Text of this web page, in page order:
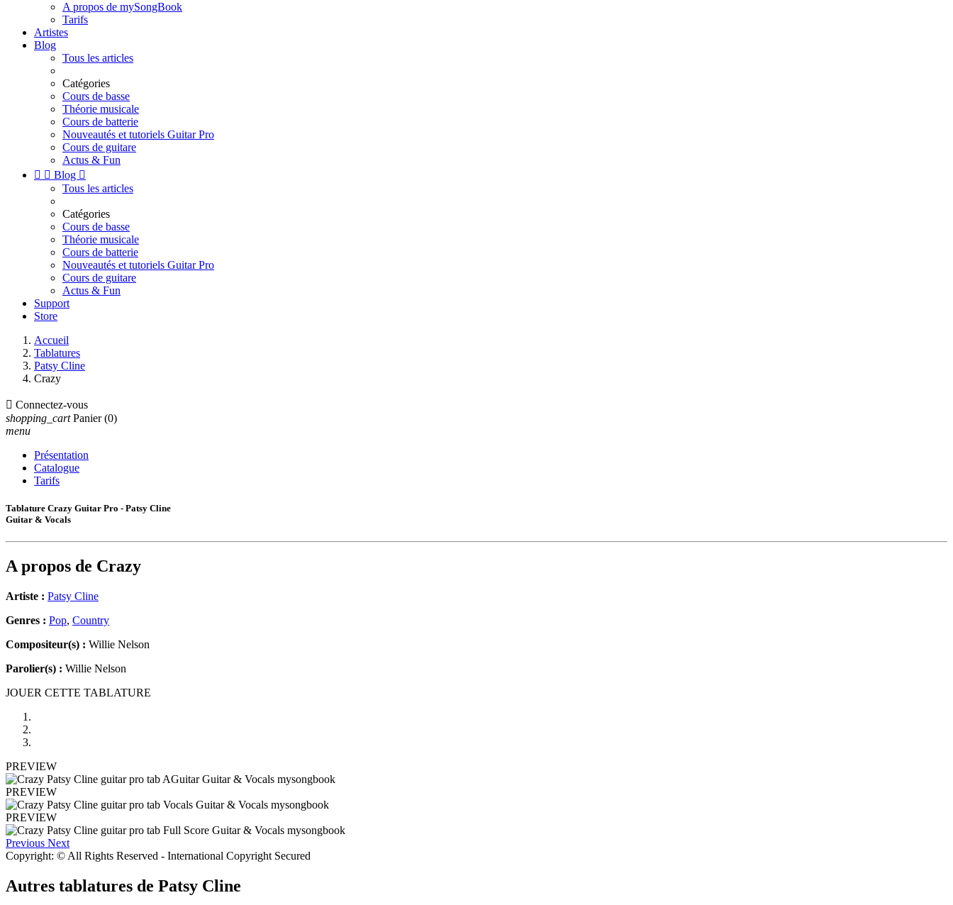
A propos de mySongBook
Tarifs
Artistes
Blog
Tous les articles
Catégories
Cours de basse
Théorie musicale
Cours de batterie
Nouveautés et tutoriels Guitar Pro
Cours de guitare
Actus & Fun
  Blog 
Tous les articles
Catégories
Cours de basse
Théorie musicale
Cours de batterie
Nouveautés et tutoriels Guitar Pro
Cours de guitare
Actus & Fun
Support
Store
Accueil
Tablatures
Patsy Cline
Crazy
 Connectez-vous
shopping_cart Panier (0)
menu
Présentation
Catalogue
Tarifs
Tablature Crazy Guitar Pro - Patsy Cline
Guitar & Vocals
A propos de Crazy
Artiste : Patsy Cline
Genres : Pop, Country
Compositeur(s) : Willie Nelson
Parolier(s) : Willie Nelson
JOUER CETTE TABLATURE
PREVIEW
PREVIEW
PREVIEW
Previous Next
Copyright: © All Rights Reserved - International Copyright Secured
Autres tablatures de Patsy Cline